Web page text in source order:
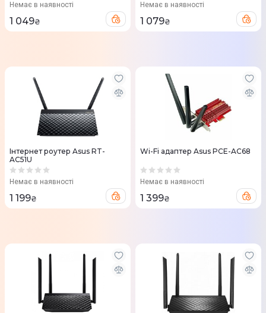
Немає в наявності
1 049₴
Немає в наявності
1 079₴
Iнтернет роутер Asus RT-
AC51U
Немає в наявності
1 199₴
Wi-Fi адаптер Asus PCE-AC68
Немає в наявності
1 399₴